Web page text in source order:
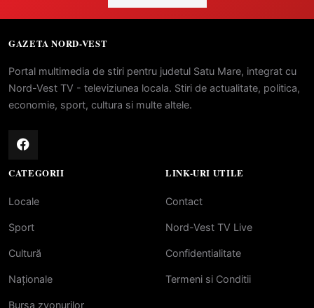
GAZETA NORD-VEST
Portal multimedia de stiri pentru judetul Satu Mare, integrat cu
Nord-Vest TV - televiziunea locala. Stiri de actualitate, politica,
economie, sport, cultura si multe altele.
CATEGORII
Locale
Sport
Cultură
Naționale
Bursa zvonurilor
LINK-URI UTILE
Contact
Nord-Vest TV Live
Confidentialitate
Termeni si Conditii